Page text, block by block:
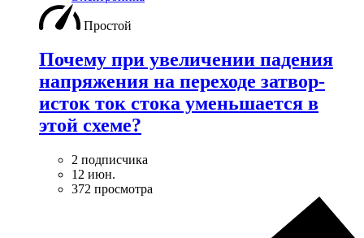
Простой
Почему при увеличении падения
напряжения на переходе затвор-
исток ток стока уменьшается в
этой схеме?
2 подписчика
12 июн.
372 просмотра